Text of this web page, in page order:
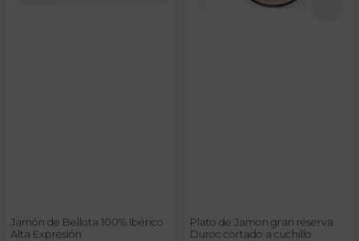
Jamón de Bellota 100% Ibérico
Alta Expresión
Plato de Jamon gran reserva
Duroc cortado a cuchillo